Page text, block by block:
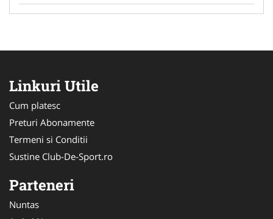
Linkuri Utile
Cum platesc
Preturi Abonamente
Termeni si Conditii
Sustine Club-De-Sport.ro
Parteneri
Nuntas